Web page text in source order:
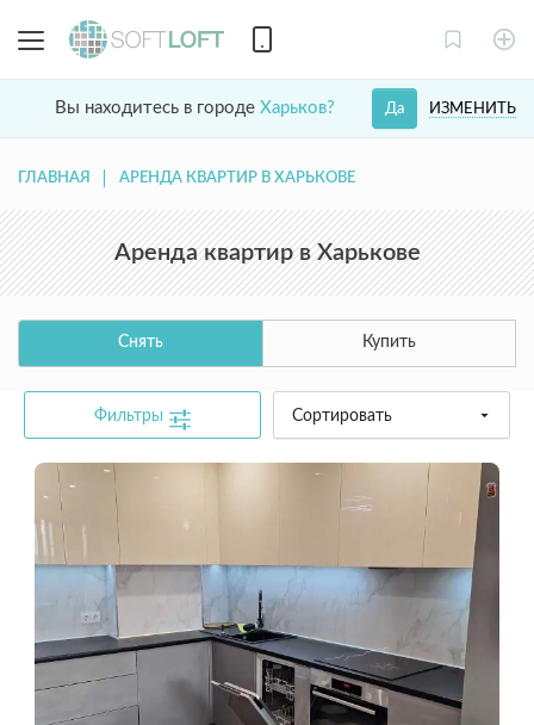
Вы находитесь в городе Харьков? ИЗМЕНИТЬ
Да
ГЛАВНАЯ АРЕНДА КВАРТИР В ХАРЬКОВЕ
Аренда квартир в Харькове
Снять Купить
Фильтры Сортировать